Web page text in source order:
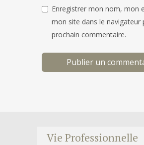
Enregistrer mon nom, mon
mon site dans le navigateur
prochain commentaire.
Vie Professionnelle